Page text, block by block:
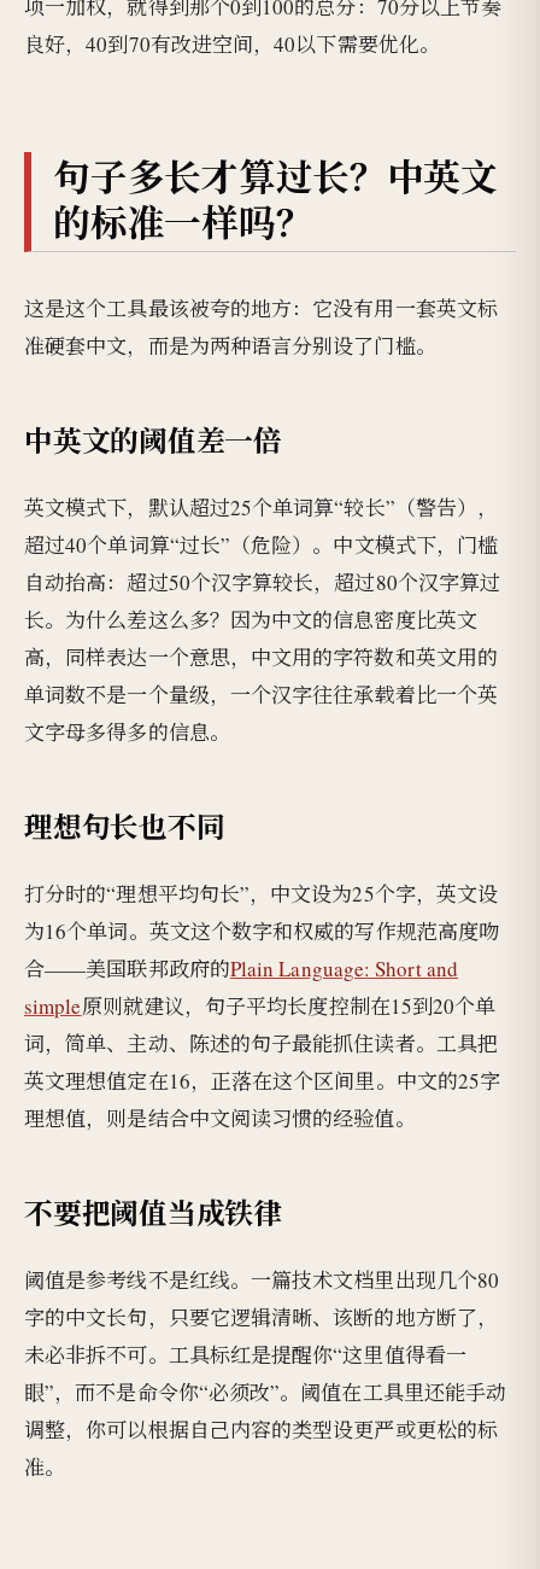
项一加权，就得到那个0到100的总分：70分以上节奏
良好，40到70有改进空间，40以下需要优化。
句子多长才算过长？中英文
的标准一样吗？
这是这个工具最该被夸的地方：它没有用一套英文标
准硬套中文，而是为两种语言分别设了门槛。
中英文的阈值差一倍
英文模式下，默认超过25个单词算“较长”（警告），
超过40个单词算“过长”（危险）。中文模式下，门槛
自动抬高：超过50个汉字算较长，超过80个汉字算过
长。为什么差这么多？因为中文的信息密度比英文
高，同样表达一个意思，中文用的字符数和英文用的
单词数不是一个量级，一个汉字往往承载着比一个英
文字母多得多的信息。
理想句长也不同
打分时的“理想平均句长”，中文设为25个字，英文设
为16个单词。英文这个数字和权威的写作规范高度吻
合——美国联邦政府的Plain Language: Short and
simple原则就建议，句子平均长度控制在15到20个单
词，简单、主动、陈述的句子最能抓住读者。工具把
英文理想值定在16，正落在这个区间里。中文的25字
理想值，则是结合中文阅读习惯的经验值。
不要把阈值当成铁律
阈值是参考线不是红线。一篇技术文档里出现几个80
字的中文长句，只要它逻辑清晰、该断的地方断了，
未必非拆不可。工具标红是提醒你“这里值得看一
眼”，而不是命令你“必须改”。阈值在工具里还能手动
调整，你可以根据自己内容的类型设更严或更松的标
准。